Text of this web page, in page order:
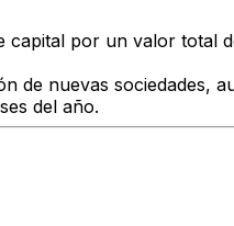
capital por un valor total
de nuevas sociedades,
del año.